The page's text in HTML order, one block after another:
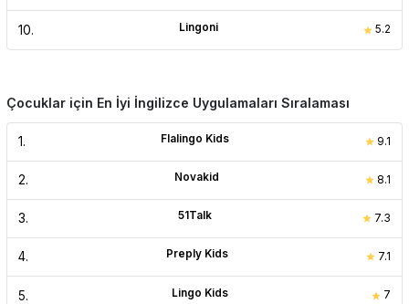
10. Lingoni 5.2
Çocuklar için En İyi İngilizce Uygulamaları Sıralaması
1. Flalingo Kids 9.1
2. Novakid 8.1
3. 51Talk 7.3
4. Preply Kids 7.1
5. Lingo Kids 7